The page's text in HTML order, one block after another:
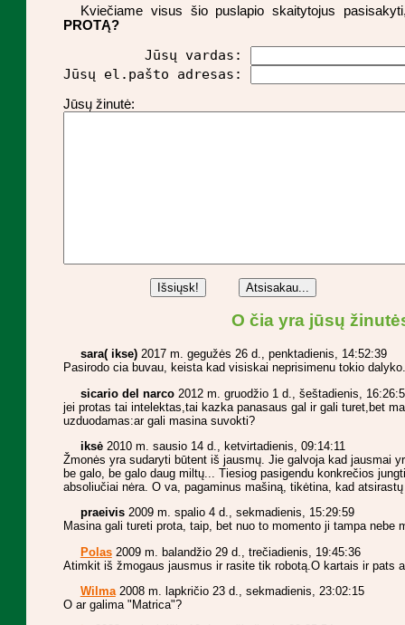
Kviečiame visus šio puslapio skaitytojus
PROTĄ?
          Jūsų vardas:
Jūsų el.pašto adresas:
Jūsų žinutė:
O čia yra jūsų
sara( ikse)2017 m. gegužės 26 d., penktadienis, 14:52:39
Pasirodo cia buvau, keista kad visiskai neprisimenu tokio
sicario del narco2012 m. gruodžio 1 d., šeštadienis,
jei protas tai intelektas,tai kazka panasaus gal ir gali turet,bet
uzduodamas:ar gali masina suvokti?
iksė2010 m. sausio 14 d., ketvirtadienis, 09:14:11
Žmonės yra sudaryti būtent iš jausmų. Jie galvoja kad jausmai
be galo, be galo daug miltų... Tiesiog pasigendu konkrečios
absoliučiai nėra. O va, pagaminus mašiną, tikėtina, kad
praeivis2009 m. spalio 4 d., sekmadienis, 15:29:59
Masina gali tureti prota, taip, bet nuo to momento ji tampa nebe
Polas2009 m. balandžio 29 d., trečiadienis, 19:45:36
Atimkit iš žmogaus jausmus ir rasite tik robotą.O kartais ir pats
Wilma2008 m. lapkričio 23 d., sekmadienis, 23:02:15
O ar galima "Matrica"?